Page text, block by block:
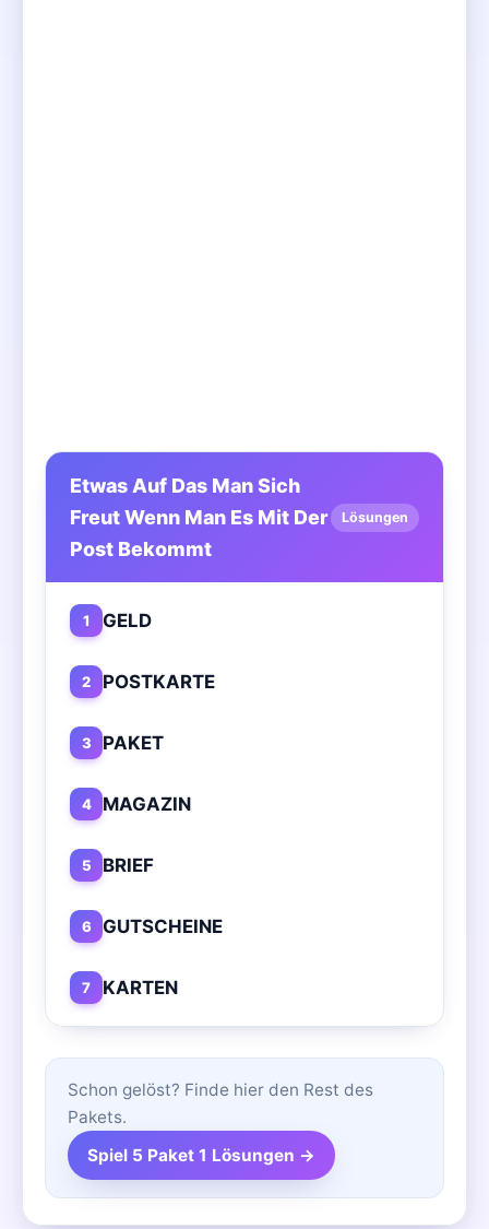
Etwas Auf Das Man Sich
Freut Wenn Man Es Mit Der
Post Bekommt
Lösungen
1 GELD
2 POSTKARTE
3 PAKET
4 MAGAZIN
5 BRIEF
6 GUTSCHEINE
7 KARTEN
Schon gelöst? Finde hier den Rest des
Pakets.
Spiel 5 Paket 1 Lösungen →